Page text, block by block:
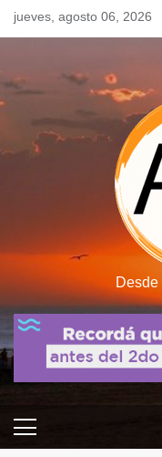
Skipjueves, agosto 06, 2026